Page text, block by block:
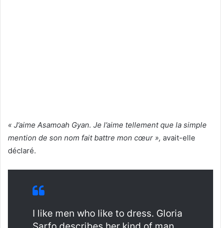
« J’aime Asamoah Gyan. Je l’aime tellement que la simple
mention de son nom fait battre mon cœur », avait-elle
déclaré.
I like men who like to dress. Gloria